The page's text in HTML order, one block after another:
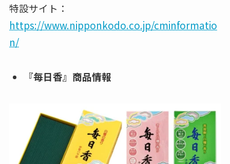
特設サイト：
https://www.nipponkodo.co.jp/cminformatio
n/
『毎日香』商品情報